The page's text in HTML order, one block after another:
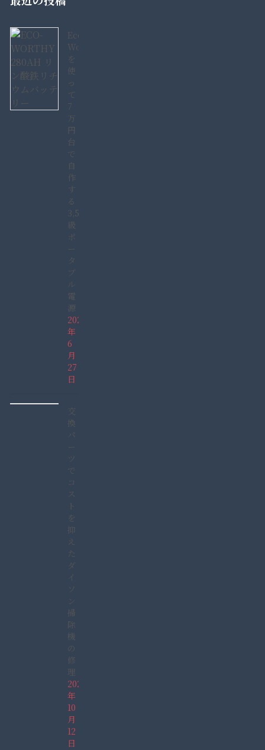
Eco-
Worthy280AH
を
使
っ
て
7
万
円
台
で
自
作
す
る
3,584Wh
級
ポ
ー
タ
ブ
ル
電
源
2026
年
6
月
27
日
交
換
パ
ー
ツ
で
コ
ス
ト
を
抑
え
た
ダ
イ
ソ
ン
掃
除
機
の
修
理
2025
年
10
月
12
日